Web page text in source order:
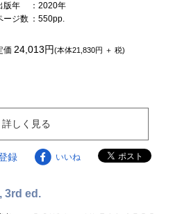
版年
：2020年
ージ数 ：550pp.
価24,013円(本体21,830円 ＋ 税)
詳しく見る
録 いいね
3rd ed.